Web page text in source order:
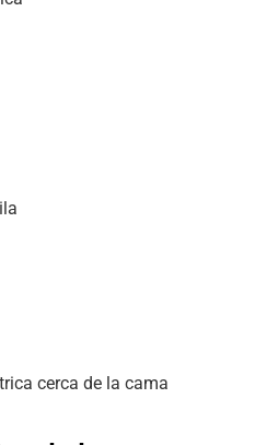
cerca de la cama